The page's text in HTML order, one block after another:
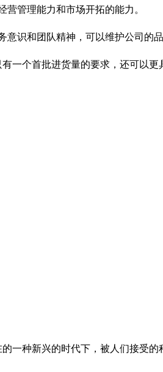
营管理能力和市场开拓的能力。
意识和团队精神，可以维护公司的
一个首批进货量的要求，还可以更
的一种新兴的时代下，被人们接受